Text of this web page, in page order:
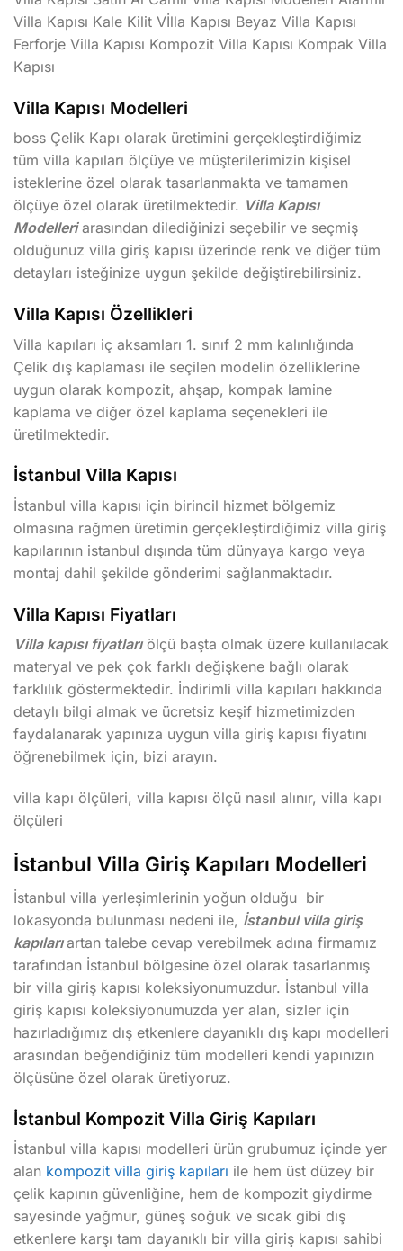
Villa Kapısı Kale Kilit Vİlla Kapısı Beyaz Villa Kapısı
Ferforje Villa Kapısı Kompozit Villa Kapısı Kompak Villa
Kapısı
Villa Kapısı Modelleri
boss Çelik Kapı olarak üretimini gerçekleştirdiğimiz
tüm villa kapıları ölçüye ve müşterilerimizin kişisel
isteklerine özel olarak tasarlanmakta ve tamamen
ölçüye özel olarak üretilmektedir. Villa Kapısı
Modelleriarasından dilediğinizi seçebilir ve seçmiş
olduğunuz villa giriş kapısı üzerinde renk ve diğer tüm
detayları isteğinize uygun şekilde değiştirebilirsiniz.
Villa Kapısı Özellikleri
Villa kapıları iç aksamları 1. sınıf 2 mm kalınlığında
Çelik dış kaplaması ile seçilen modelin özelliklerine
uygun olarak kompozit, ahşap, kompak lamine
kaplama ve diğer özel kaplama seçenekleri ile
üretilmektedir.
İstanbul Villa Kapısı
İstanbul villa kapısı için birincil hizmet bölgemiz
olmasına rağmen üretimin gerçekleştirdiğimiz villa giriş
kapılarının istanbul dışında tüm dünyaya kargo veya
montaj dahil şekilde gönderimi sağlanmaktadır.
Villa Kapısı Fiyatları
Villa kapısı fiyatlarıölçü başta olmak üzere kullanılacak
materyal ve pek çok farklı değişkene bağlı olarak
farklılık göstermektedir. İndirimli villa kapıları hakkında
detaylı bilgi almak ve ücretsiz keşif hizmetimizden
faydalanarak yapınıza uygun villa giriş kapısı fiyatını
öğrenebilmek için, bizi arayın.
villa kapı ölçüleri, villa kapısı ölçü nasıl alınır, villa kapı
ölçüleri
İstanbul Villa Giriş Kapıları Modelleri
İstanbul villa yerleşimlerinin yoğun olduğu bir
lokasyonda bulunması nedeni ile, İstanbul villa giriş
kapılarıartan talebe cevap verebilmek adına firmamız
tarafından İstanbul bölgesine özel olarak tasarlanmış
bir villa giriş kapısı koleksiyonumuzdur. İstanbul villa
giriş kapısı koleksiyonumuzda yer alan, sizler için
hazırladığımız dış etkenlere dayanıklı dış kapı modelleri
arasından beğendiğiniz tüm modelleri kendi yapınızın
ölçüsüne özel olarak üretiyoruz.
İstanbul Kompozit Villa Giriş Kapıları
İstanbul villa kapısı modelleri ürün grubumuz içinde yer
alan kompozit villa giriş kapıları ile hem üst düzey bir
çelik kapının güvenliğine, hem de kompozit giydirme
sayesinde yağmur, güneş soğuk ve sıcak gibi dış
etkenlere karşı tam dayanıklı bir villa giriş kapısı sahibi